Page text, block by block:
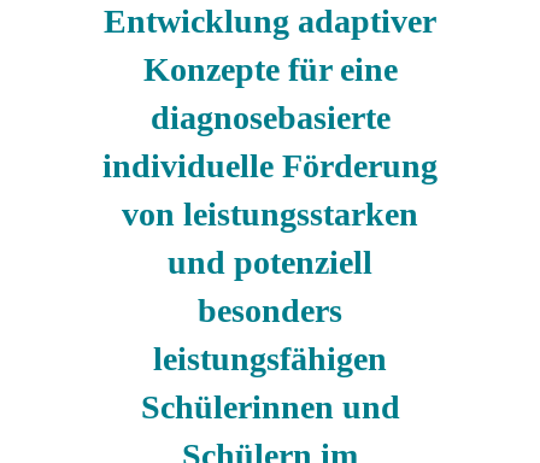
Entwicklung adaptiver
Konzepte für eine
diagnosebasierte
individuelle Förderung
von leistungsstarken
und potenziell
besonders
leistungsfähigen
Schülerinnen und
Schülern im